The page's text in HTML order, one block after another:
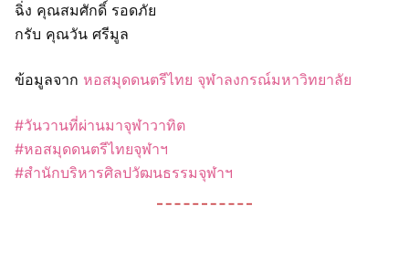
ฉิ่ง คุณสมศักดิ์ รอดภัย
กรับ คุณวัน ศรีมูล
ข้อมูลจาก หอสมุดดนตรีไทย จุฬาลงกรณ์มหาวิทยาลัย
#วันวานที่ผ่านมาจุฬาวาทิต
#หอสมุดดนตรีไทยจุฬาฯ
#สำนักบริหารศิลปวัฒนธรรมจุฬาฯ